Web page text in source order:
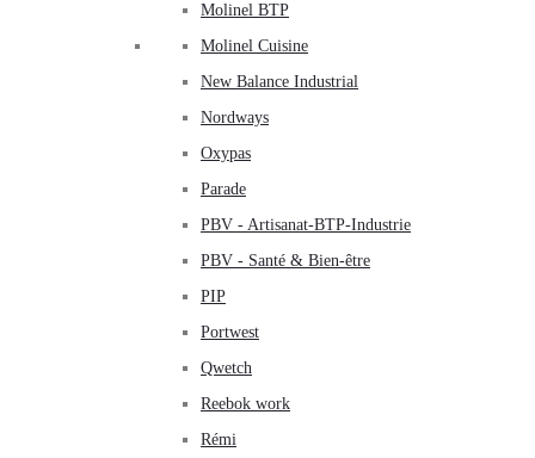
Molinel BTP
Molinel Cuisine
New Balance Industrial
Nordways
Oxypas
Parade
PBV - Artisanat-BTP-Industrie
PBV - Santé & Bien-être
PIP
Portwest
Qwetch
Reebok work
Rémi